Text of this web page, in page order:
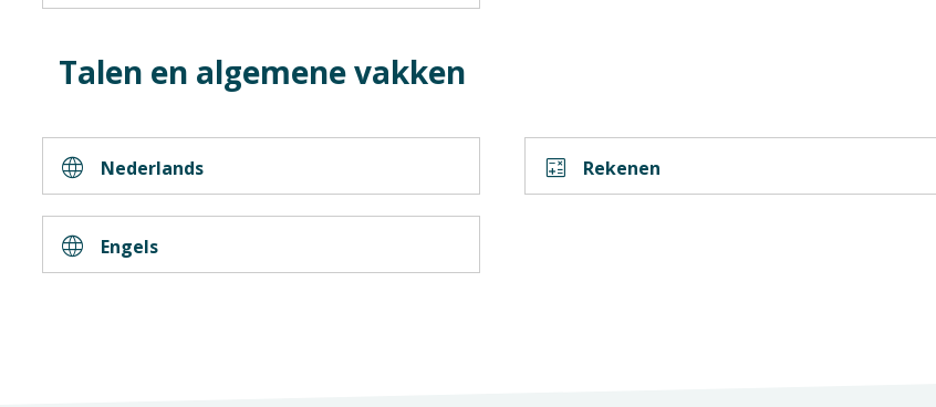
Talen en algemene vakken
language Nederlands calculate Rekenen
language Engels